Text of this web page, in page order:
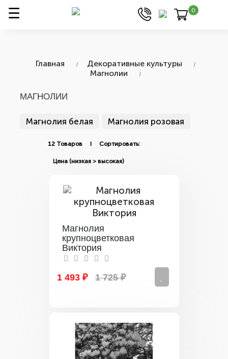
0
Главная
Декоративные культуры
Магнолии
МАГНОЛИИ
Магнолия белая Магнолия розовая
12 Товаров I Сортировать:
Магнолия
крупноцветковая
Виктория
1 493 ₽ 1 725 ₽